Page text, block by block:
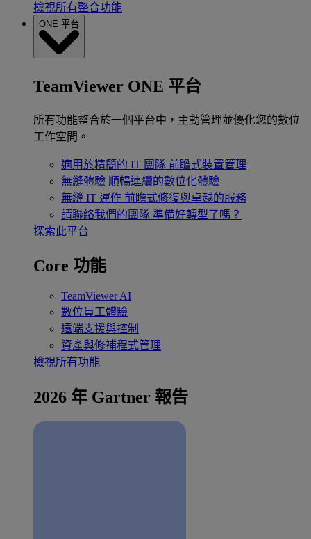
檢視所有整合功能
ONE 平台
TeamViewer ONE 平台
所有功能整合於一個平台中，主動管理並優化您的數位
工作空間。
適用於精簡的 IT 團隊 前瞻式裝置管理
無縫體驗 順暢連續的數位化體驗
無縫 IT 運作 前瞻式修復與卓越的服務
請聯絡我們的團隊 準備好轉型了嗎？
探索此平台
Core 功能
TeamViewer AI
數位員工體驗
遠端支援與控制
資產與修補程式管理
檢視所有功能
2026 年 Gartner 報告